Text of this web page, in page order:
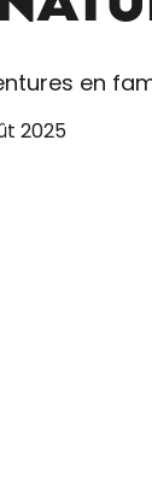
en
2025